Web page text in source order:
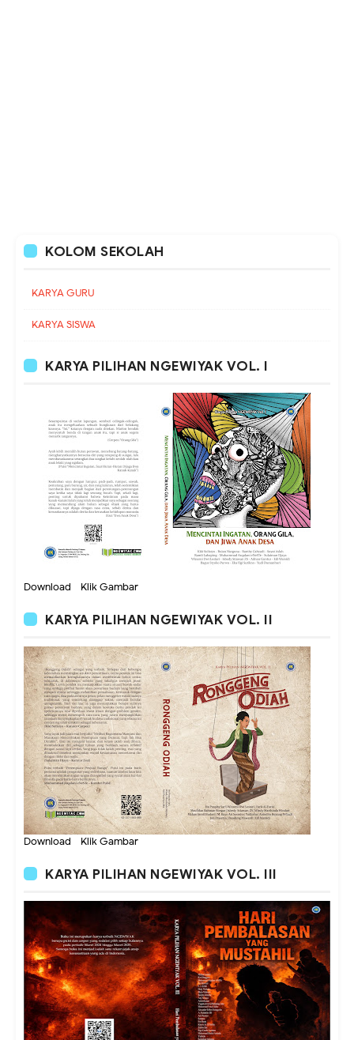
KOLOM SEKOLAH
KARYA GURU
KARYA SISWA
KARYA PILIHAN NGEWIYAK VOL. I
Download - Klik Gambar
KARYA PILIHAN NGEWIYAK VOL. II
Download - Klik Gambar
KARYA PILIHAN NGEWIYAK VOL. III